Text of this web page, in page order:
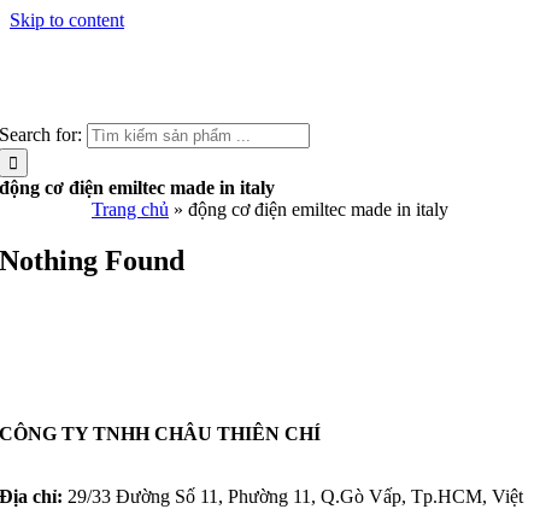
Skip to content
Search for:
động cơ điện emiltec made in italy
Trang chủ » động cơ điện emiltec made in italy
Nothing Found
CÔNG TY TNHH CHÂU THIÊN CHÍ
Địa chỉ: 29/33 Đường Số 11, Phường 11, Q.Gò Vấp, Tp.HCM, Việt